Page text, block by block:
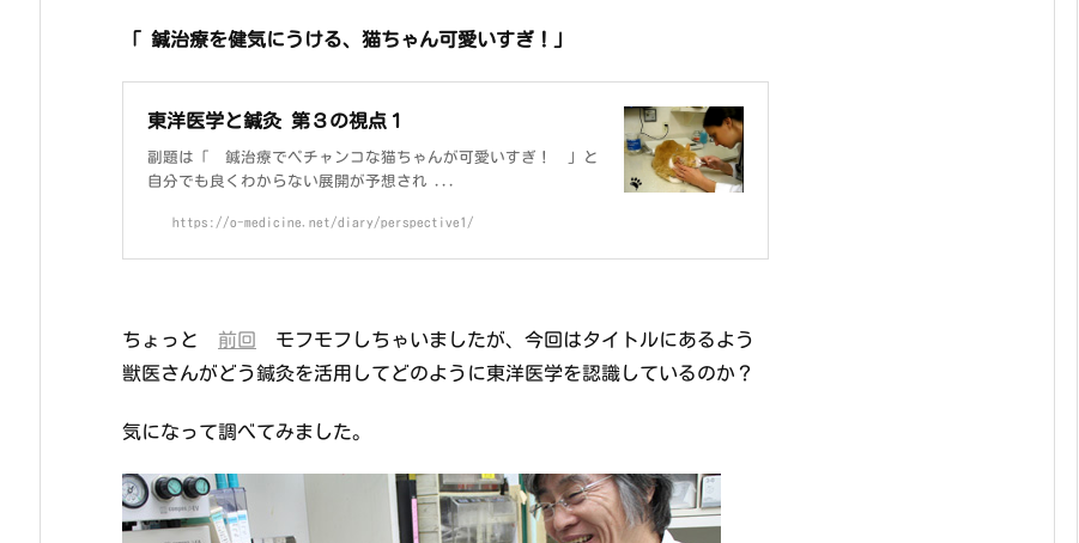
「 鍼治療を健気にうける、猫ちゃん可愛いすぎ！」
東洋医学と鍼灸 第３の視点１
副題は「 鍼治療でペチャンコな猫ちゃんが可愛いすぎ！ 」と
自分でも良くわからない展開が予想され ...
https://o-medicine.net/diary/perspective1/
ちょっと 前回
モフモフしちゃいましたが、今回はタイトルにあるよう
獣医さんがどう鍼灸を活用してどのように東洋医学を認識しているのか？
気になって調べてみました。